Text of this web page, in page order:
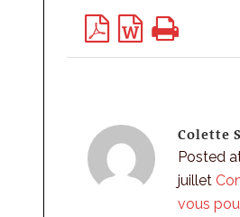
Colette
Posted
juillet
vous